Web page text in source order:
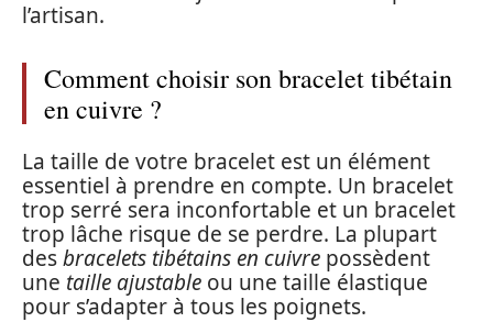
l’artisan.
Comment choisir son bracelet tibétain
en cuivre ?
La taille de votre bracelet est un élément
essentiel à prendre en compte. Un bracelet
trop serré sera inconfortable et un bracelet
trop lâche risque de se perdre. La plupart
desbracelets tibétains en cuivre possèdent
une taille ajustable ou une taille élastique
pour s’adapter à tous les poignets.